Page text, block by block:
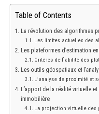
Table of Contents
La révolution des algorithmes
Les limites actuelles des
Les plateformes d’estimation
Critères de fiabilité des
Les outils géospatiaux et
L’analyse de proximité et
L’apport de la réalité virtuelle et
immobilière
La projection virtuelle des